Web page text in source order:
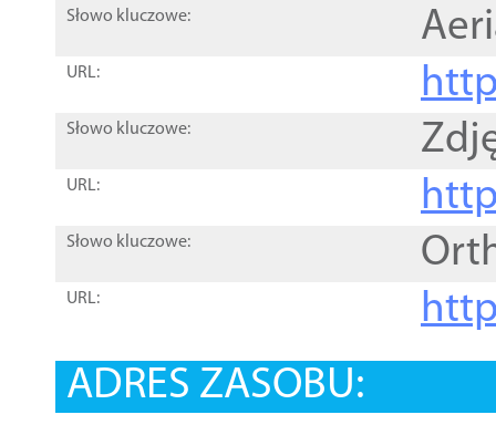
Słowo kluczowe:
URL:
Słowo kluczowe:
URL:
Słowo kluczowe:
URL:
ADRES ZASOBU: